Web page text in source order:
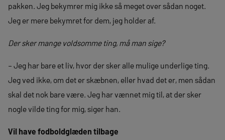
pakken. Jeg bekymrer mig ikke så meget over sådan noget.
Jeg er mere bekymret for dem, jeg holder af.
Der sker mange voldsomme ting, må man sige?
– Jeg har bare et liv, hvor der sker alle mulige underlige ting.
Jeg ved ikke, om det er skæbnen, eller hvad det er, men sådan
skal det nok bare være. Jeg har vænnet mig til, at der sker
nogle vilde ting for mig, siger han.
Vil have fodboldglæden tilbage